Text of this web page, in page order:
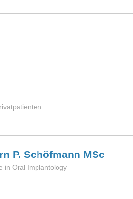
P. Schöfmann MSc
in Oral Implantology